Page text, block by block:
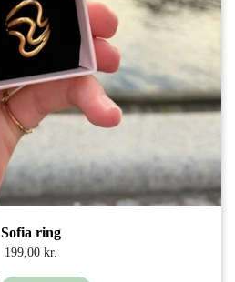
Sofia ring
199,00 kr.